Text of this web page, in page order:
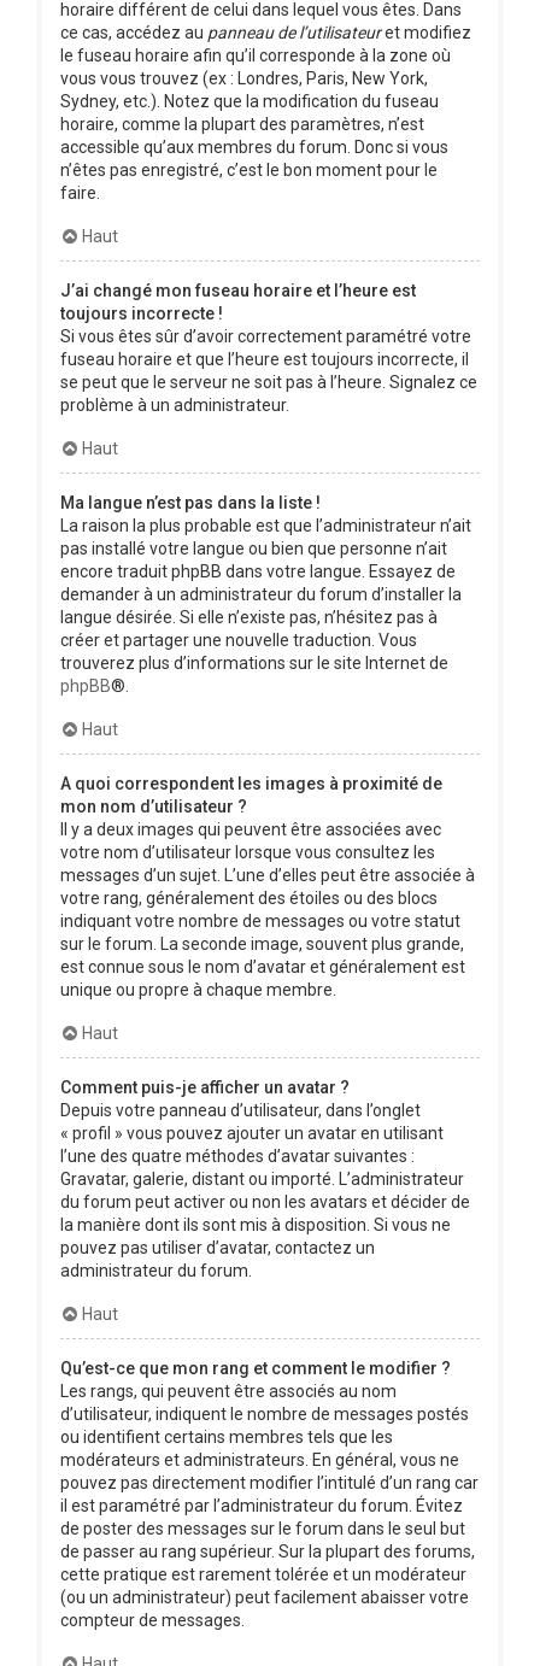
horaire différent de celui dans lequel vous êtes. Dans
ce cas, accédez au panneau de l’utilisateuret modifiez
le fuseau horaire afin qu’il corresponde à la zone où
vous vous trouvez (ex : Londres, Paris, New York,
Sydney, etc.). Notez que la modification du fuseau
horaire, comme la plupart des paramètres, n’est
accessible qu’aux membres du forum. Donc si vous
n’êtes pas enregistré, c’est le bon moment pour le
faire.
Haut
J’ai changé mon fuseau horaire et l’heure est
toujours incorrecte !
Si vous êtes sûr d’avoir correctement paramétré votre
fuseau horaire et que l’heure est toujours incorrecte, il
se peut que le serveur ne soit pas à l’heure. Signalez ce
problème à un administrateur.
Haut
Ma langue n’est pas dans la liste !
La raison la plus probable est que l’administrateur n’ait
pas installé votre langue ou bien que personne n’ait
encore traduit phpBB dans votre langue. Essayez de
demander à un administrateur du forum d’installer la
langue désirée. Si elle n’existe pas, n’hésitez pas à
créer et partager une nouvelle traduction. Vous
trouverez plus d’informations sur le site Internet de
phpBB®.
Haut
A quoi correspondent les images à proximité de
mon nom d’utilisateur ?
Il y a deux images qui peuvent être associées avec
votre nom d’utilisateur lorsque vous consultez les
messages d’un sujet. L’une d’elles peut être associée à
votre rang, généralement des étoiles ou des blocs
indiquant votre nombre de messages ou votre statut
sur le forum. La seconde image, souvent plus grande,
est connue sous le nom d’avatar et généralement est
unique ou propre à chaque membre.
Haut
Comment puis-je afficher un avatar ?
Depuis votre panneau d’utilisateur, dans l’onglet
« profil » vous pouvez ajouter un avatar en utilisant
l’une des quatre méthodes d’avatar suivantes :
Gravatar, galerie, distant ou importé. L’administrateur
du forum peut activer ou non les avatars et décider de
la manière dont ils sont mis à disposition. Si vous ne
pouvez pas utiliser d’avatar, contactez un
administrateur du forum.
Haut
Qu’est-ce que mon rang et comment le modifier ?
Les rangs, qui peuvent être associés au nom
d’utilisateur, indiquent le nombre de messages postés
ou identifient certains membres tels que les
modérateurs et administrateurs. En général, vous ne
pouvez pas directement modifier l’intitulé d’un rang car
il est paramétré par l’administrateur du forum. Évitez
de poster des messages sur le forum dans le seul but
de passer au rang supérieur. Sur la plupart des forums,
cette pratique est rarement tolérée et un modérateur
(ou un administrateur) peut facilement abaisser votre
compteur de messages.